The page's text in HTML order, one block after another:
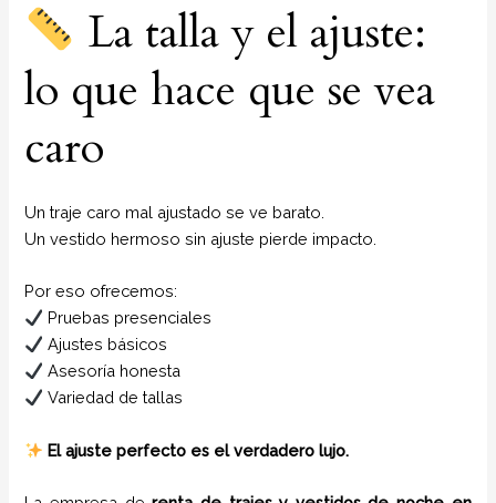
La talla y el ajuste:
lo que hace que se vea
caro
Un traje caro mal ajustado se ve barato.
Un vestido hermoso sin ajuste pierde impacto.
Por eso ofrecemos:
Pruebas presenciales
Ajustes básicos
Asesoría honesta
Variedad de tallas
El ajuste perfecto es el verdadero lujo.